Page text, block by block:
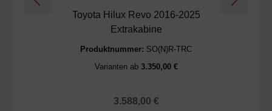
Toyota Hilux Revo 2016-2025
Extrakabine
Produktnummer: SO(N)R-TRC
Varianten ab3.350,00 €
Regulärer Preis:
3.588,00 €